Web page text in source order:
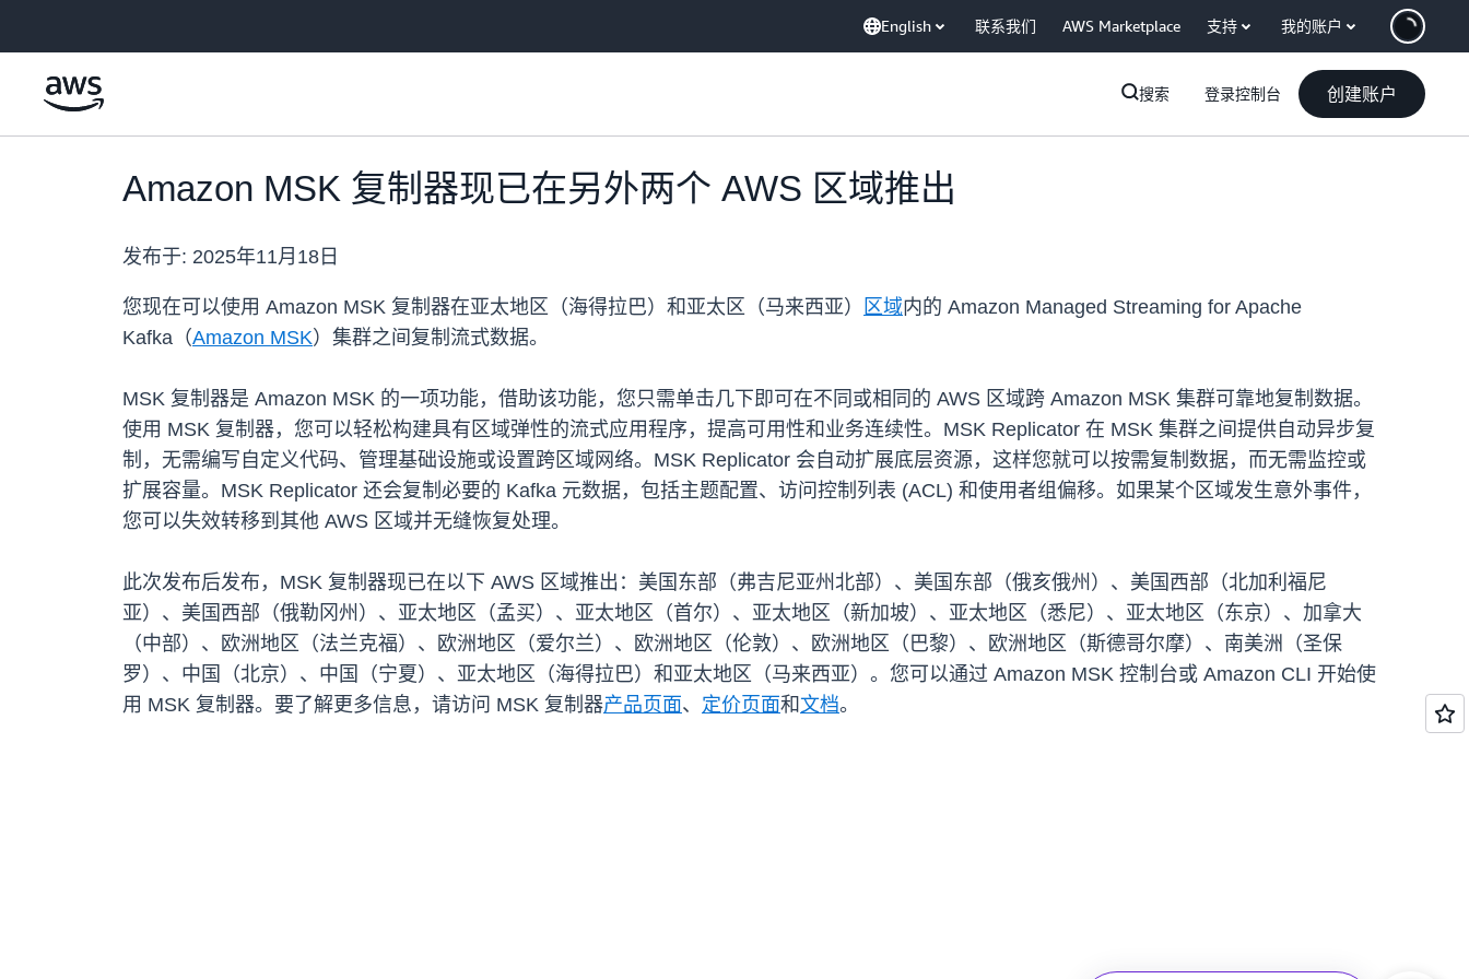
English 联系我们 AWS Marketplace 支持 我的账户
搜索 登录控制台 创建账户
Amazon MSK 复制器现已在另外两个 AWS 区域推出
发布于: 2025年11月18日
您现在可以使用 Amazon MSK 复制器在亚太地区（海得拉巴）和亚太区（马来西亚） 区域内的 Amazon Managed Streaming for Apache
Kafka（Amazon MSK）集群之间复制流式数据。
MSK 复制器是 Amazon MSK 的一项功能，借助该功能，您只需单击几下即可在不同或相同的 AWS 区域跨 Amazon MSK 集群可靠地复制数据。
使用 MSK 复制器，您可以轻松构建具有区域弹性的流式应用程序，提高可用性和业务连续性。MSK Replicator 在 MSK 集群之间提供自动异步复
制，无需编写自定义代码、管理基础设施或设置跨区域网络。MSK Replicator 会自动扩展底层资源，这样您就可以按需复制数据，而无需监控或
扩展容量。MSK Replicator 还会复制必要的 Kafka 元数据，包括主题配置、访问控制列表 (ACL) 和使用者组偏移。如果某个区域发生意外事件，
您可以失效转移到其他 AWS 区域并无缝恢复处理。
此次发布后发布，MSK 复制器现已在以下 AWS 区域推出：美国东部（弗吉尼亚州北部）、美国东部（俄亥俄州）、美国西部（北加利福尼
亚）、美国西部（俄勒冈州）、亚太地区（孟买）、亚太地区（首尔）、亚太地区（新加坡）、亚太地区（悉尼）、亚太地区（东京）、加拿大
（中部）、欧洲地区（法兰克福）、欧洲地区（爱尔兰）、欧洲地区（伦敦）、欧洲地区（巴黎）、欧洲地区（斯德哥尔摩）、南美洲（圣保
罗）、中国（北京）、中国（宁夏）、亚太地区（海得拉巴）和亚太地区（马来西亚）。您可以通过 Amazon MSK 控制台或 Amazon CLI 开始使
用 MSK 复制器。要了解更多信息，请访问 MSK 复制器产品页面、 定价页面和文档。